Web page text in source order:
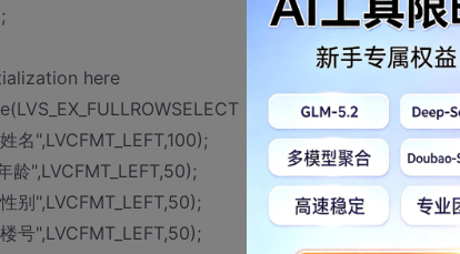
here
| LVS_EX_GRIDLINES);
名",LVCFMT_LEFT,100);
龄",LVCFMT_LEFT,50);
别",LVCFMT_LEFT,50);
号",LVCFMT_LEFT,50);